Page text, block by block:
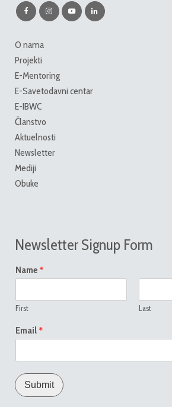
O nama
Projekti
E-Mentoring
E-Savetodavni centar
E-IBWC
Članstvo
Aktuelnosti
Newsletter
Mediji
Obuke
Newsletter Signup Form
Name *
First Last
Email *
Submit